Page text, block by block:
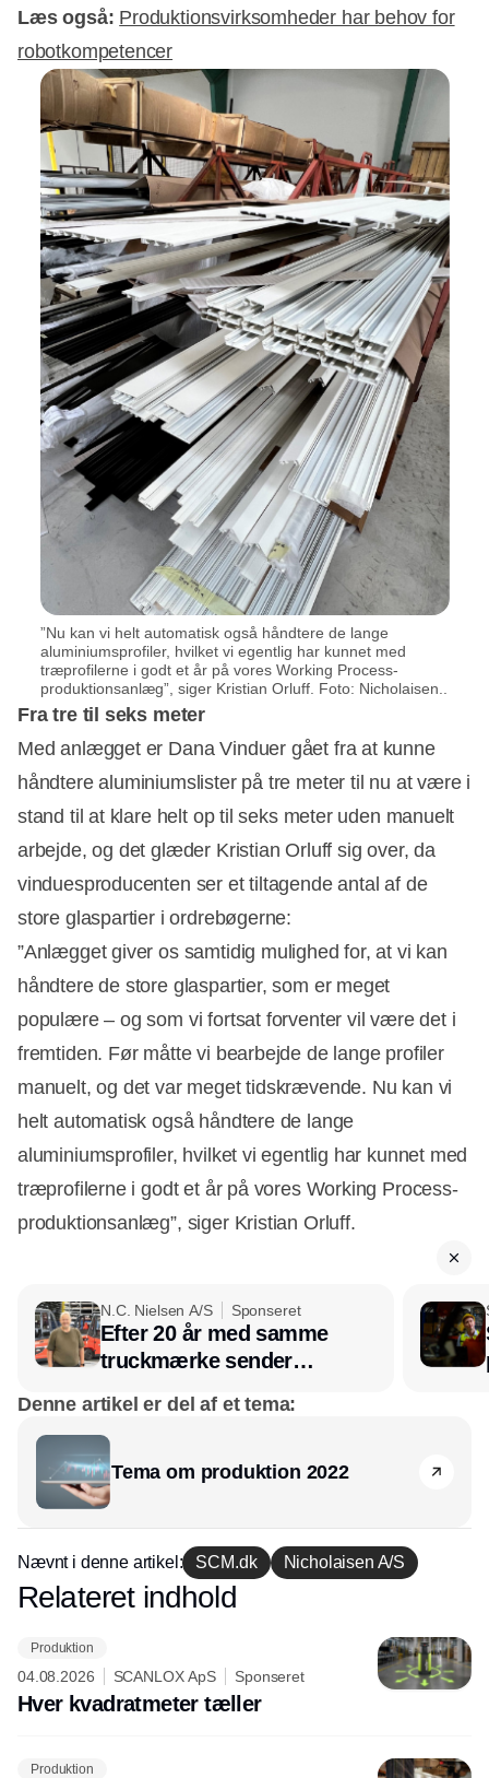
Læs også: Produktionsvirksomheder har behov for
robotkompetencer
”Nu kan vi helt automatisk også håndtere de lange
aluminiumsprofiler, hvilket vi egentlig har kunnet med
træprofilerne i godt et år på vores Working Process-
produktionsanlæg”, siger Kristian Orluff. Foto: Nicholaisen..
Fra tre til seks meter
Med anlægget er Dana Vinduer gået fra at kunne
håndtere aluminiumslister på tre meter til nu at være i
stand til at klare helt op til seks meter uden manuelt
arbejde, og det glæder Kristian Orluff sig over, da
vinduesproducenten ser et tiltagende antal af de
store glaspartier i ordrebøgerne:
”Anlægget giver os samtidig mulighed for, at vi kan
håndtere de store glaspartier, som er meget
populære – og som vi fortsat forventer vil være det i
fremtiden. Før måtte vi bearbejde de lange profiler
manuelt, og det var meget tidskrævende. Nu kan vi
helt automatisk også håndtere de lange
aluminiumsprofiler, hvilket vi egentlig har kunnet med
træprofilerne i godt et år på vores Working Process-
produktionsanlæg”, siger Kristian Orluff.
N.C. Nielsen A/S Sponseret
Efter 20 år med samme
truckmærke sender
hos INOX
Denne artikel er del af et tema:
Tema om produktion 2022
Nævnt i denne artikel: SCM.dk Nicholaisen A/S
Annonce
Relateret indhold
Produktion
04.08.2026 SCANLOX ApS Sponseret
Hver kvadratmeter tæller
Produktion